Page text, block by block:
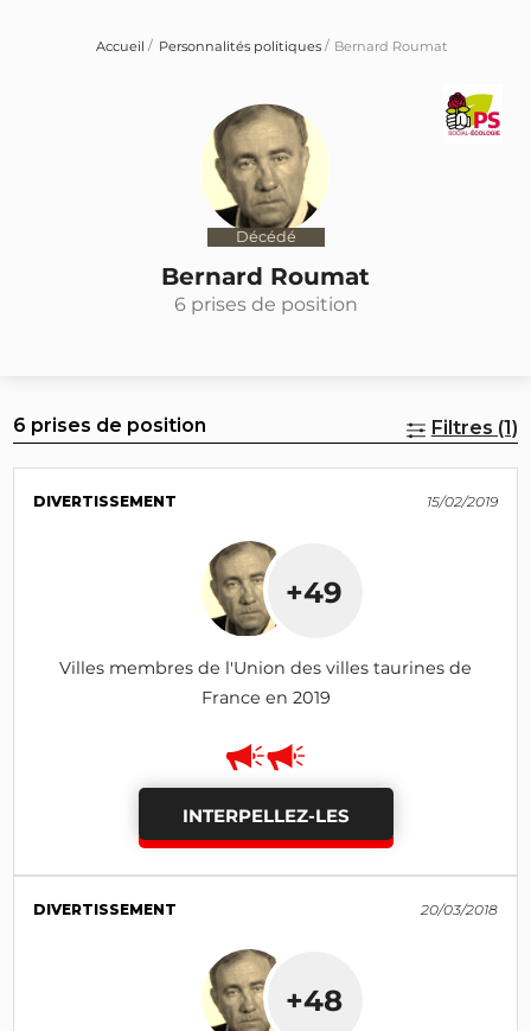
Accueil Personnalités politiques Bernard Roumat
Décédé
Bernard Roumat
6 prises de position
6 prises de position Filtres (1)
DIVERTISSEMENT 15/02/2019
+49
Villes membres de l'Union des villes taurines de
France en 2019
INTERPELLEZ-LES
DIVERTISSEMENT 20/03/2018
+48